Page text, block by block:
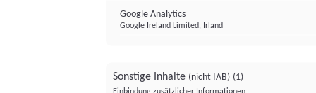
Google Analytics
Google Ireland Limited, Irland
Sonstige Inhalte (nicht IAB) (1)
Einbindung zusätzlicher Informationen